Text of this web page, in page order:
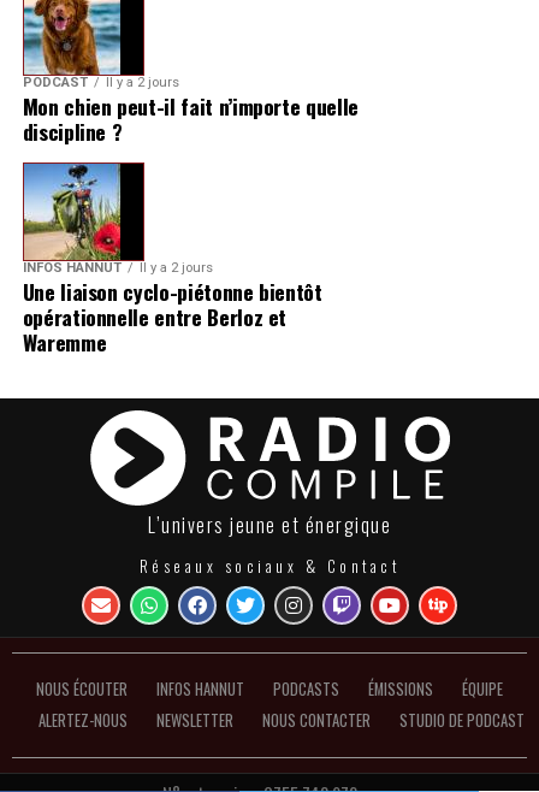
PODCAST Il y a 2 jours
Mon chien peut-il fait n’importe quelle
discipline ?
INFOS HANNUT Il y a 2 jours
Une liaison cyclo-piétonne bientôt
opérationnelle entre Berloz et
Waremme
L’univers jeune et énergique
Réseaux sociaux & Contact
NOUS ÉCOUTER INFOS HANNUT PODCASTS ÉMISSIONS
ÉQUIPE
ALERTEZ-NOUS
NEWSLETTER NOUS CONTACTER STUDIO DE PODCAST